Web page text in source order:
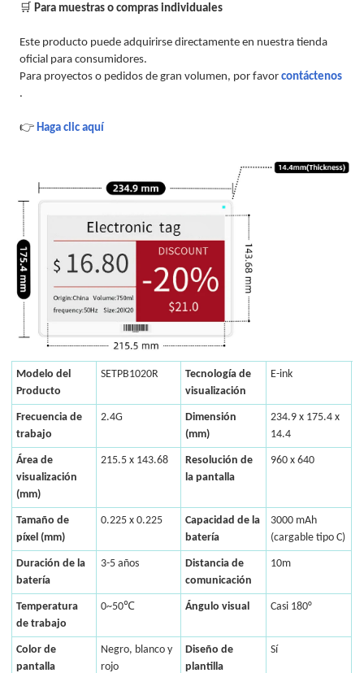
🛒 Para muestras o compras individuales
Este producto puede adquirirse directamente en nuestra tienda
oficial para consumidores.
Para proyectos o pedidos de gran volumen, por favorcontáctenos
.
👉 Haga clic aquí
Modelo del
Producto
SETPB1020R
Tecnología de
visualización
E-ink
Frecuencia de
trabajo
2.4G
Dimensión
(mm)
234.9 x 175.4 x
14.4
Área de
visualización
(mm)
215.5 x 143.68
Resolución de
la pantalla
960 x 640
Tamaño de
píxel (mm)
0.225 x 0.225
Capacidad de la
batería
3000 mAh
(cargable tipo C)
Duración de la
batería
3-5 años
Distancia de
comunicación
10m
Temperatura
de trabajo
0~50℃ Ángulo visual Casi 180°
Color de
pantalla
Negro, blanco y
rojo
Diseño de
plantilla
Sí